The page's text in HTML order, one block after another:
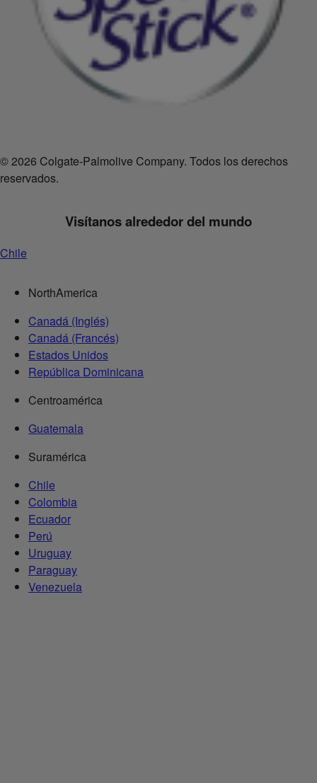
© 2026 Colgate-Palmolive Company. Todos los derechos
reservados.
Visítanos alrededor del mundo
Chile
NorthAmerica
Canadá (Inglés)
Canadá (Francés)
Estados Unidos
República Dominicana
Centroamérica
Guatemala
Suramérica
Chile
Colombia
Ecuador
Perú
Uruguay
Paraguay
Venezuela